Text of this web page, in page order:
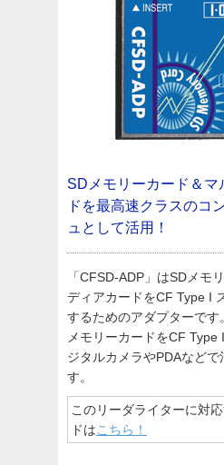
SDメモリーカード＆マ
ドを最高速クラスのコ
ュとして活用！
「CFSD-ADP」はSDメモ
ディアカードをCF Type I
するためのアダプターで
メモリーカードをCF
ジタルカメラやPDAなどで
す。
このリーダライターに対
ドはこちら！